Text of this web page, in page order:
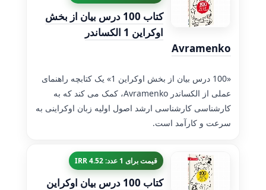
کتاب 100 درس بیان از بخش
اوکراین 1 الکساندر
Avramenko
«100 درس بیان از بخش اوکراین 1» یک کتابچه راهنمای
عملی از الکساندر Avramenko، کمک می کند که به
کارشناسی کارشناسی ارشد اصول اولیه زبان اوکراینی به
سرعت و کارآمد است.
قیمت برای 1 عدد: 4.52 IRR
کتاب 100 درس بیان اوکراین